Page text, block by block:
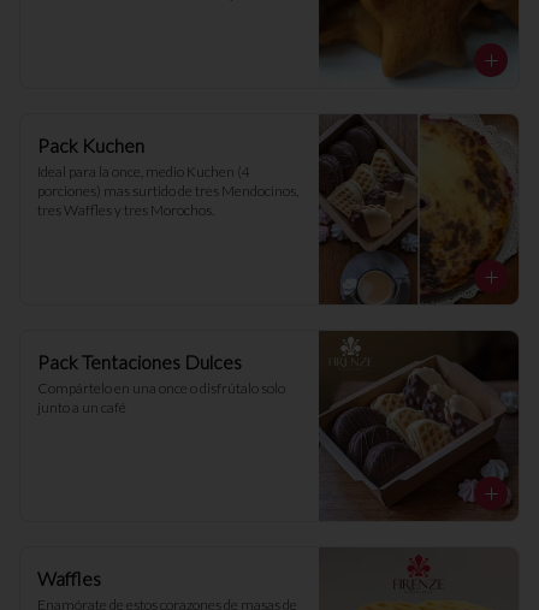
Pack Kuchen
Ideal para la once, medio Kuchen (4
porciones) mas surtido de tres Mendocinos,
tres Waffles y tres Morochos.
Pack Tentaciones Dulces
Compártelo en una once o disfrútalo solo
junto a un café
Waffles
Enamórate de estos corazones de masas de